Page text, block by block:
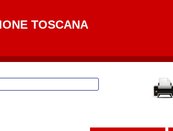
TOSCANA